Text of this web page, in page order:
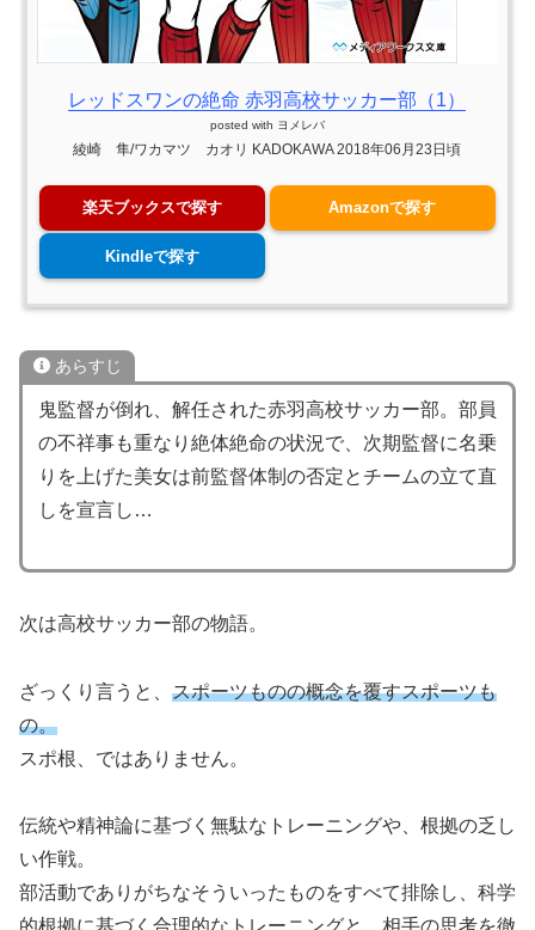
レッドスワンの絶命 赤羽高校サッカー部（1）
posted with ヨメレバ
綾崎 隼/ワカマツ カオリ KADOKAWA 2018年06月23日頃
楽天ブックスで探す Amazonで探す
Kindleで探す
あらすじ
鬼監督が倒れ、解任された赤羽高校サッカー部。部員
の不祥事も重なり絶体絶命の状況で、次期監督に名乗
りを上げた美女は前監督体制の否定とチームの立て直
しを宣言し…
次は高校サッカー部の物語。
ざっくり言うと、 スポーツものの概念を覆すスポーツも
の。
スポ根、ではありません。
伝統や精神論に基づく無駄なトレーニングや、根拠の乏し
い作戦。
部活動でありがちなそういったものをすべて排除し、科学